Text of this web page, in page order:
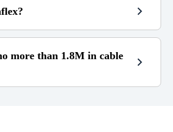
more than 1.8M in cable